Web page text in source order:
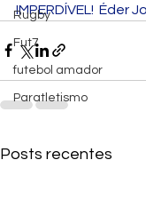
Rugby
Fut7
futebol amador
Paratletismo
IMPERDÍVEL!  Éder
Posts recentes